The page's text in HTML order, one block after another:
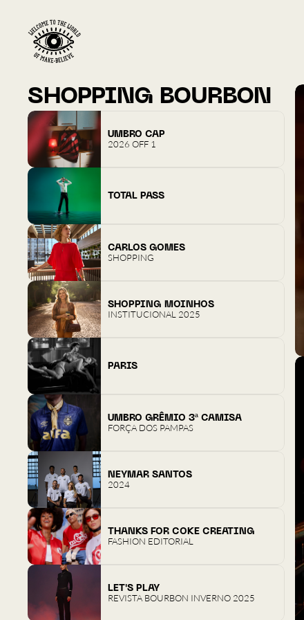
SHOPPING BOURBON
UMBRO CAP
2026 OFF 1
TOTAL PASS
CARLOS GOMES
SHOPPING
SHOPPING MOINHOS
INSTITUCIONAL 2025
PARIS
UMBRO GRÊMIO 3ª CAMISA
FORÇA DOS PAMPAS
NEYMAR SANTOS
2024
THANKS FOR COKE CREATING
FASHION EDITORIAL
LET'S PLAY
REVISTA BOURBON INVERNO 2025